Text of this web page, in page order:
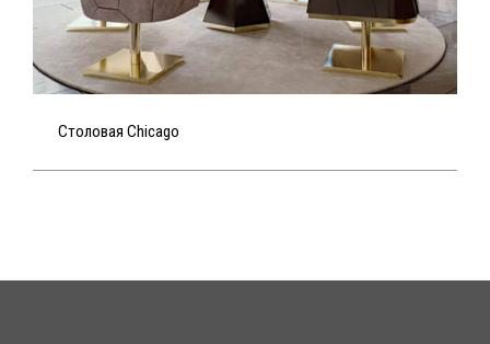
Столовая Chicago